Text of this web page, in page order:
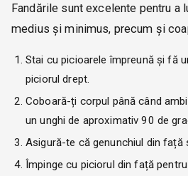
Fandările sunt excelente pentru a
medius și minimus, precum și
Stai cu picioarele împreună și fă
piciorul drept.
Coboară-ți corpul până când
un unghi de aproximativ 90 de
Asigură-te că genunchiul din față
Împinge cu piciorul din față